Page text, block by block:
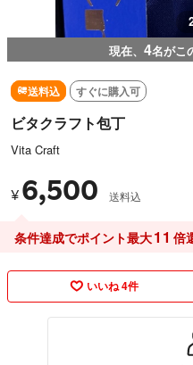
現在、 4名がこ
送料込 すぐに購入可
ビタクラフト包丁
Vita Craft
¥ 6,500 送料込
条件達成でポイント最大11 倍
いいね 4件